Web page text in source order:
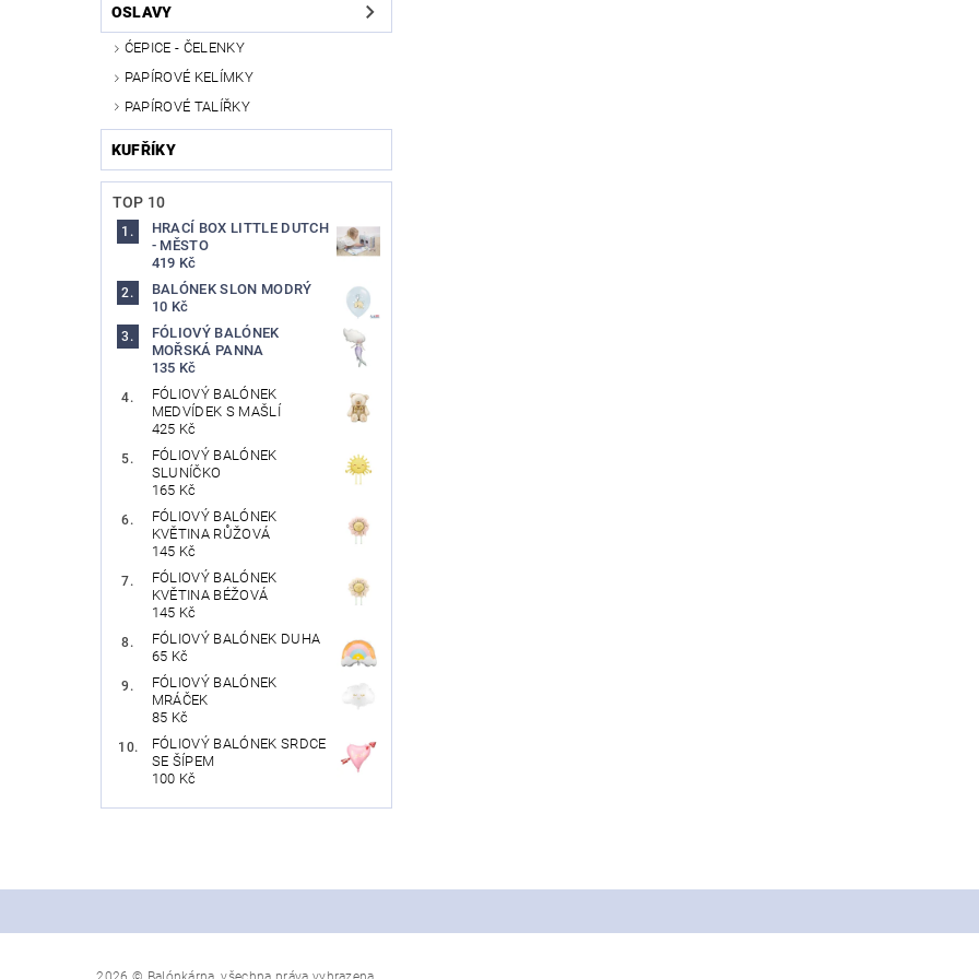
OSLAVY
ĆEPICE - ČELENKY
PAPÍROVÉ KELÍMKY
PAPÍROVÉ TALÍŘKY
KUFŘÍKY
TOP 10
HRACÍ BOX LITTLE DUTCH
- MĚSTO
419 Kč
BALÓNEK SLON MODRÝ
10 Kč
FÓLIOVÝ BALÓNEK
MOŘSKÁ PANNA
135 Kč
FÓLIOVÝ BALÓNEK
MEDVÍDEK S MAŠLÍ
425 Kč
FÓLIOVÝ BALÓNEK
SLUNÍČKO
165 Kč
FÓLIOVÝ BALÓNEK
KVĚTINA RŮŽOVÁ
145 Kč
FÓLIOVÝ BALÓNEK
KVĚTINA BÉŽOVÁ
145 Kč
FÓLIOVÝ BALÓNEK DUHA
65 Kč
FÓLIOVÝ BALÓNEK
MRÁČEK
85 Kč
FÓLIOVÝ BALÓNEK SRDCE
SE ŠÍPEM
100 Kč